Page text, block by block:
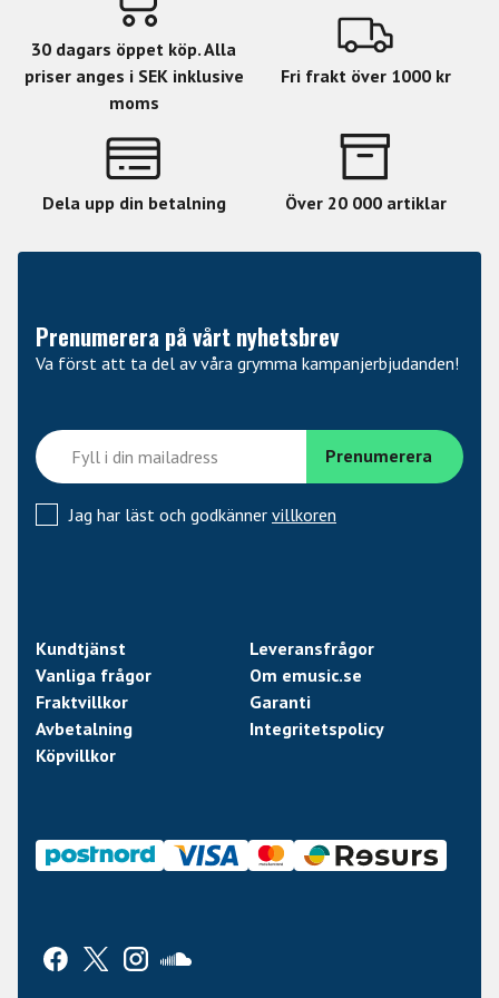
30 dagars öppet köp. Alla
priser anges i SEK inklusive
moms
Fri frakt över 1000 kr
Dela upp din betalning Över 20 000 artiklar
Prenumerera på vårt nyhetsbrev
Va först att ta del av våra grymma kampanjerbjudanden!
Jag har läst och godkänner villkoren
Kundtjänst
Leveransfrågor
Vanliga frågor
Om emusic.se
Fraktvillkor
Garanti
Avbetalning
Integritetspolicy
Köpvillkor